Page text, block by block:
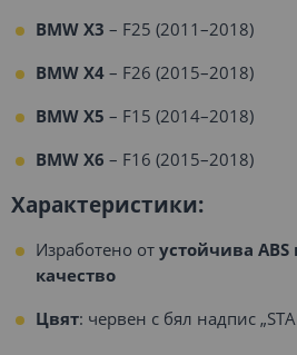
BMW X3 – F25 (2011–2018)
BMW X4 – F26 (2015–2018)
BMW X5 – F15 (2014–2018)
BMW X6 – F16 (2015–2018)
Характеристики:
Изработено от устойчива
качество
Цвят: червен с бял надпис